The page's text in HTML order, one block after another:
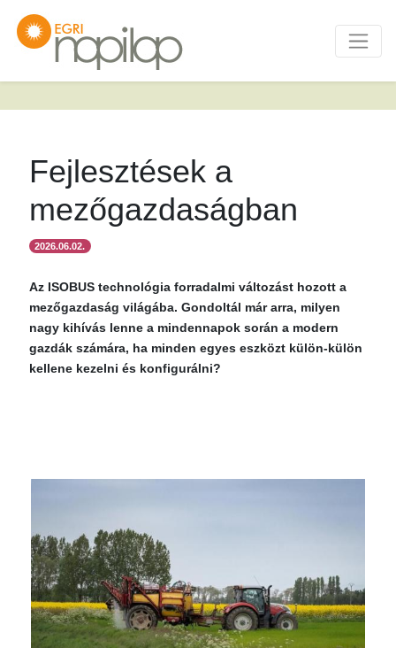
Fejlesztések a
mezőgazdaságban
2026.06.02.
Az ISOBUS technológia forradalmi változást hozott a
mezőgazdaság világába. Gondoltál már arra, milyen
nagy kihívás lenne a mindennapok során a modern
gazdák számára, ha minden egyes eszközt külön-külön
kellene kezelni és konfigurálni?